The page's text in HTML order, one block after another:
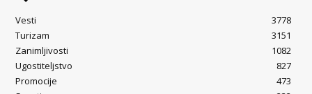
Vesti
3778
Turizam
3151
Zanimljivosti
1082
Ugostiteljstvo
827
Promocije
473